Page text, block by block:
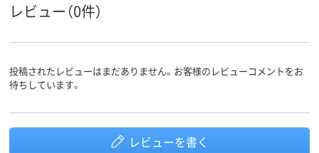
レビュー（0件）
投稿されたレビューはまだありません。お客様のレビューコメントをお
待ちしています。
レビューを書く